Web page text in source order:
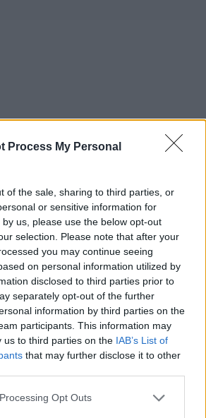
Process My Personal
of the sale, sharing to third parties, or
or sensitive information for
us, please use the below opt-out
selection. Please note that after your
you may continue seeing
on personal information utilized by
disclosed to third parties prior to
separately opt-out of the further
information by third parties on the
participants. This information may
us to third parties on the IAB’s List of
that may further disclose it to other
Opt Outs
Pociągiem z Polski do Włoch?!
Nowość od PKP Intercity! |
kierunek:PODRÓŻE
na 80. urodziny pana
wszyscy rozumieją, że